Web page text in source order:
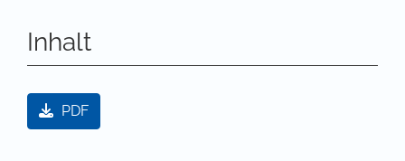
Inhalt
Artikel-Sidebar
PDF